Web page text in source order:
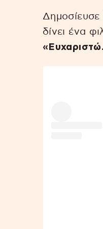
Δημοσίευσε
δίνει ένα